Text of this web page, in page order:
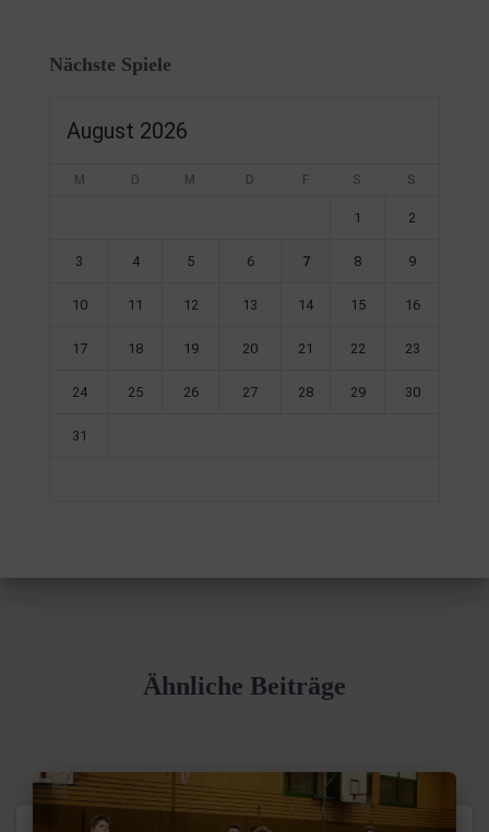
Nächste Spiele
August 2026
M D M D F S S
1 2
3 4 5 6 7 8 9
10 11 12 13 14 15 16
17 18 19 20 21 22 23
24 25 26 27 28 29 30
31
Ähnliche Beiträge